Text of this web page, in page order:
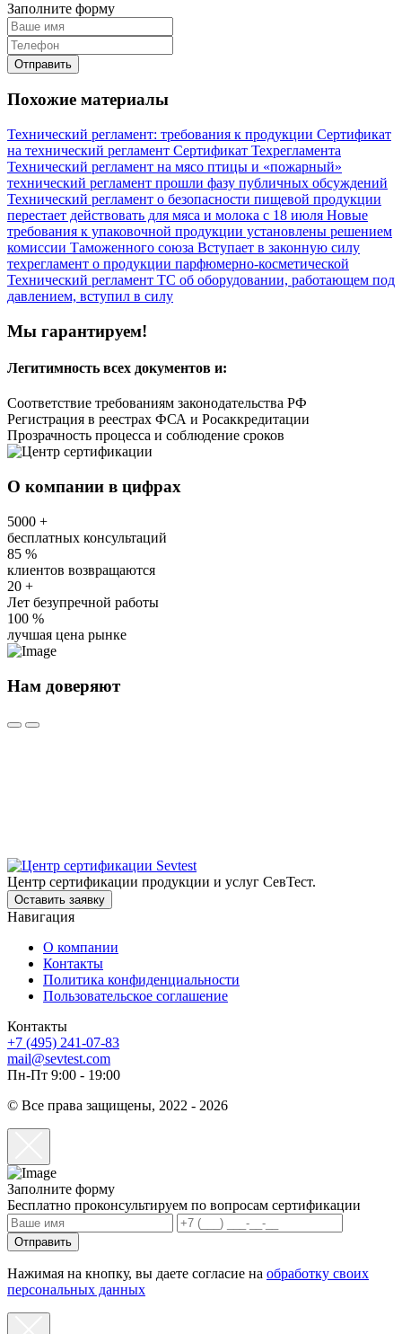
Заполните форму
Отправить
Похожие материалы
Технический регламент: требования к продукции Сертификат
на технический регламент Сертификат Техрегламента
Технический регламент на мясо птицы и «пожарный»
технический регламент прошли фазу публичных обсуждений
Технический регламент о безопасности пищевой продукции
перестает действовать для мяса и молока с 18 июля Новые
требования к упаковочной продукции установлены решением
комиссии Таможенного союза Вступает в законную силу
техрегламент о продукции парфюмерно-косметической
Технический регламент ТС об оборудовании, работающем под
давлением, вступил в силу
Мы гарантируем!
Легитимность всех документов и:
Соответствие требованиям законодательства РФ
Регистрация в реестрах ФСА и Росаккредитации
Прозрачность процесса и соблюдение сроков
О компании в цифрах
5000 +
бесплатных консультаций
85 %
клиентов возвращаются
20 +
Лет безупречной работы
100 %
лучшая цена рынке
Нам доверяют
Центр сертификации продукции и услуг СевТест.
Оставить заявку
Навигация
О компании
Контакты
Политика конфиденциальности
Пользовательское соглашение
Контакты
+7 (495) 241-07-83
mail@sevtest.com
Пн-Пт 9:00 - 19:00
© Все права защищены, 2022 - 2026
Заполните форму
Бесплатно проконсультируем по вопросам сертификации
Отправить
Нажимая на кнопку, вы даете согласие на обработку своих
персональных данных